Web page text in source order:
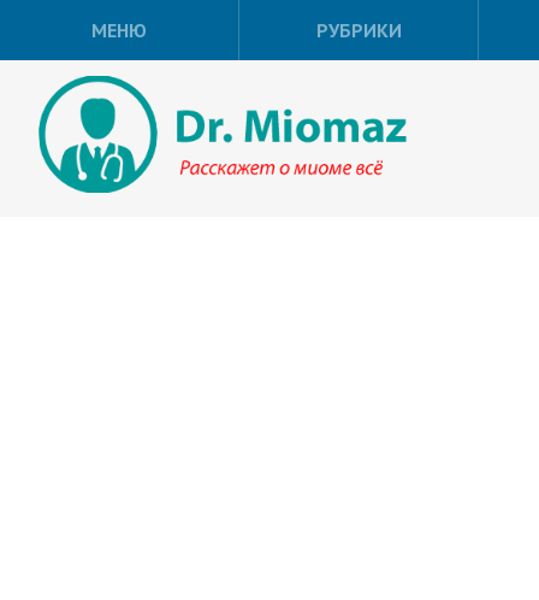
МЕНЮ РУБРИКИ